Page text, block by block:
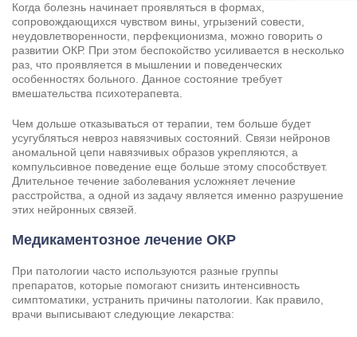
Когда болезнь начинает проявляться в формах,
сопровождающихся чувством вины, угрызений совести,
неудовлетворенности, перфекционизма, можно говорить о
развитии ОКР. При этом беспокойство усиливается в несколько
раз, что проявляется в мышлении и поведенческих
особенностях больного. Данное состояние требует
вмешательства психотерапевта.
Чем дольше отказываться от терапии, тем больше будет
усугубляться невроз навязчивых состояний. Связи нейронов
аномальной цепи навязчивых образов укрепляются, а
компульсивное поведение еще больше этому способствует.
Длительное течение заболевания усложняет лечение
расстройства, а одной из задачу является именно разрушение
этих нейронных связей.
Медикаментозное лечение ОКР
При патологии часто используются разные группы
препаратов, которые помогают снизить интенсивность
симптоматики, устранить причины патологии. Как правило,
врачи выписывают следующие лекарства: